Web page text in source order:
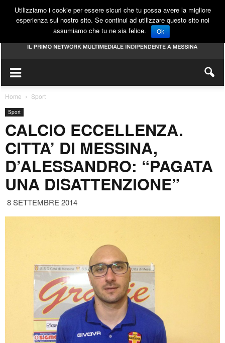
Home Sport
Sport
CALCIO ECCELLENZA.
CITTA’ DI MESSINA,
D’ALESSANDRO: “PAGATA
UNA DISATTENZIONE”
8 SETTEMBRE 2014
Utilizziamo i cookie per essere sicuri che tu possa avere la migliore
esperienza sul nostro sito. Se continui ad utilizzare questo sito noi
assumiamo che tu ne sia felice.
Ok